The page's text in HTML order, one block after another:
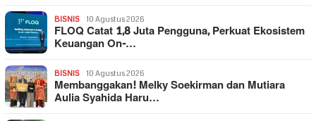
BISNIS 10 Agustus 2026
FLOQ Catat 1,8 Juta Pengguna, Perkuat Ekosistem
Keuangan On-…
BISNIS 10 Agustus 2026
Membanggakan! Melky Soekirman dan Mutiara
Aulia Syahida Haru…